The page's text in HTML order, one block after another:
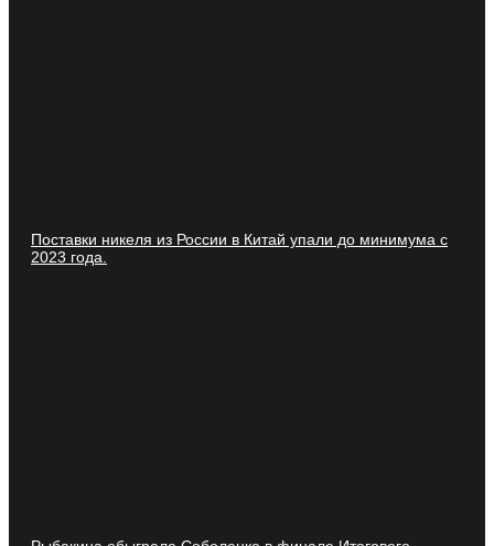
Поставки никеля из России в Китай упали до минимума с
2023 года.